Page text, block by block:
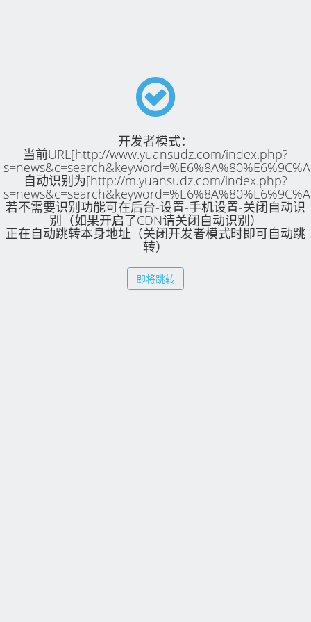
开发者模式：
当前URL[http://www.yuansudz.com/index.php?
自动识别为[http://m.yuansudz.com/index.php?
若不需要识别功能可在后台-设置-手机设置-关闭自动识
别（如果开启了CDN请关闭自动识别）
正在自动跳转本身地址（关闭开发者模式时即可自动跳
转）
即将跳转